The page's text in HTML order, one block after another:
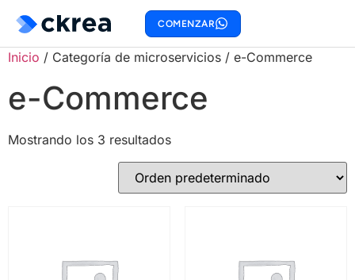
COMENZAR
Inicio / Categoría de microservicios / e-Commerce
e-Commerce
Mostrando los 3 resultados